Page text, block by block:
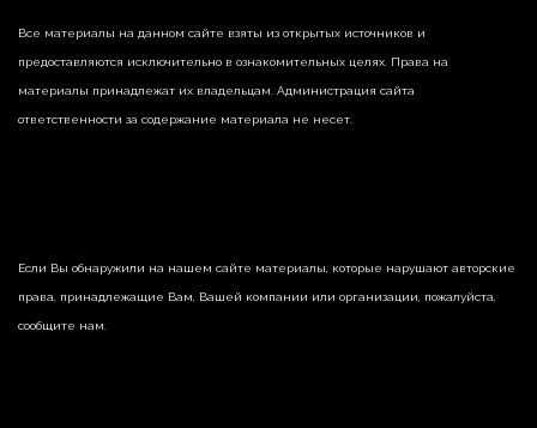
Все материалы на данном сайте взяты из открытых источников и
предоставляются исключительно в ознакомительных целях. Права на
материалы принадлежат их владельцам. Администрация сайта
ответственности за содержание материала не несет.
Если Вы обнаружили на нашем сайте материалы, которые нарушают авторские
права, принадлежащие Вам, Вашей компании или организации, пожалуйста,
сообщите нам.